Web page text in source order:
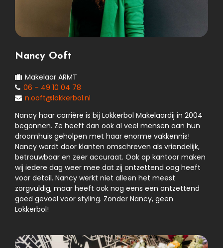
Nancy Ooft
Makelaar ARMT
06 – 49 10 04 78
n.ooft@lokkerbol.nl
Nancy haar carrière is bij Lokkerbol Makelaardij in 2004
begonnen. Ze heeft dan ook al veel mensen aan hun
droomhuis geholpen met haar enorme vakkennis!
Nancy wordt door klanten omschreven als vriendelijk,
betrouwbaar en zeer accuraat. Ook op kantoor maken
wij iedere dag weer mee dat zij ontzettend oog heeft
voor detail. Nancy werkt niet alleen het meest
zorgvuldig, maar heeft ook nog eens een ontzettend
goed gevoel voor styling. Zonder Nancy, geen
Lokkerbol!